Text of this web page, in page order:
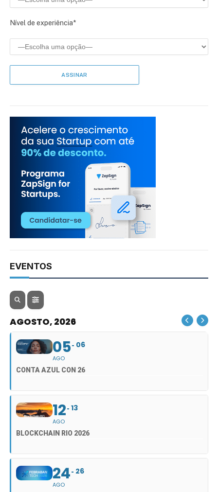
Nível de experiência*
EVENTOS
AGOSTO, 2026
05
AGO
06
CONTA AZUL CON 26
12
AGO
13
BLOCKCHAIN RIO 2026
24
AGO
26